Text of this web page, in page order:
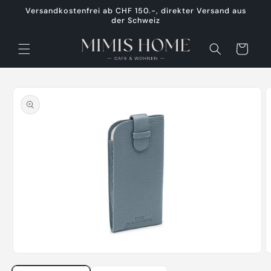
zum
Versandkostenfrei ab CHF 150.-, direkter Versand aus
der Schweiz
Warenkorb
1